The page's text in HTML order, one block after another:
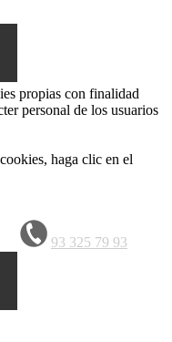
propias con finalidad
personal de los usuarios
haga clic en el
93 325 79 93